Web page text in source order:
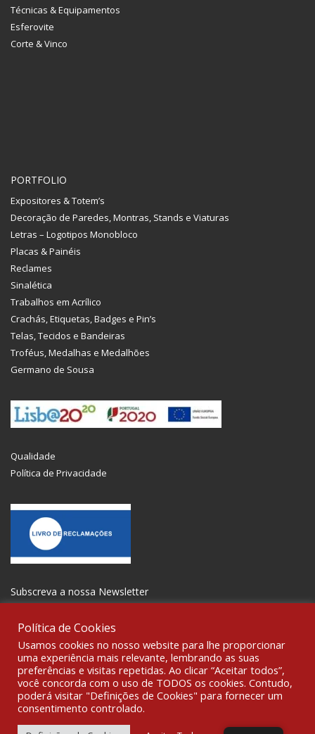
Técnicas & Equipamentos
Esferovite
Corte & Vinco
PORTFOLIO
Expositores & Totem’s
Decoração de Paredes, Montras, Stands e Viaturas
Letras – Logotipos Monobloco
Placas & Painéis
Reclames
Sinalética
Trabalhos em Acrílico
Crachás, Etiquetas, Badges e Pin’s
Telas, Tecidos e Bandeiras
Troféus, Medalhas e Medalhões
Germano de Sousa
Qualidade
Política de Privacidade
Subscreva a nossa Newsletter
SOCIALIZE
© 2021 All rights reserved Gravoplot-Gravação,Impressão e
Política de Cookies
Usamos cookies no nosso website para lhe proporcionar
uma experiência mais relevante, lembrando as suas
preferências e visitas repetidas. Ao clicar “Aceitar todos”,
você concorda com o uso de TODOS os cookies. Contudo,
poderá visitar "Definições de Cookies" para fornecer um
consentimento controlado.